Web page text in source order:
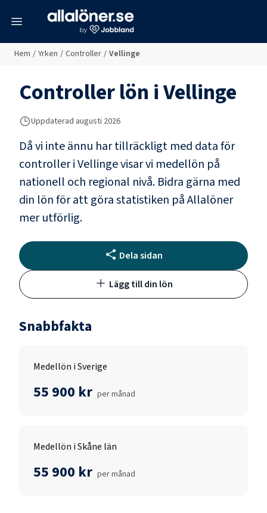
Hem / Yrken / Controller / Vellinge
Controllerlön iVellinge
Uppdaterad augusti 2026
Då vi inte ännu har tillräckligt med data för
controlleriVellingevisar vi medellön på
nationell och regional nivå. Bidra gärna med
din lön för att göra statistiken på Allalöner
mer utförlig.
Dela sidan
Lägg till din lön
Snabbfakta
Medellön i Sverige
55 900 kr per månad
Medellön i Skåne län
55 900 kr per månad